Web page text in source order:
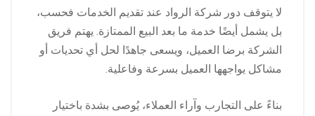
لا يتوقف دور شركة الرواد عند تقديم الخدمات فحسب،
بل يشمل أيضًا خدمة ما بعد البيع الممتازة. يهتم فريق
الشركة برضا العميل، ويسعى جاهدًا لحل أي تحديات أو
مشاكل يواجهها العميل بسرعة وفاعلية.
بناءً على التجارب وآراء العملاء، يُوصى بشدة باختيار